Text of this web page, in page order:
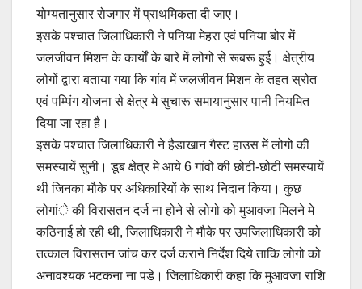
योग्यतानुसार रोजगार में प्राथमिकता दी जाए।
इसके पश्चात जिलाधिकारी ने पनिया मेहरा एवं पनिया बोर में
जलजीवन मिशन के कार्याें के बारे में लोगो से रूबरू हुई। क्षेत्रीय
लोगों द्वारा बताया गया कि गांव में जलजीवन मिशन के तहत स्रोत
एवं पम्पिंग योजना से क्षेत्र मे सुचारू समायानुसार पानी नियमित
दिया जा रहा है।
इसके पश्चात जिलाधिकारी ने हैडाखान गैस्ट हाउस में लोगो की
समस्यायें सुनी। डूब क्षेत्र मे आये 6 गांवो की छोटी-छोटी समस्यायें
थी जिनका मौके पर अधिकारियों के साथ निदान किया। कुछ
लोगांे की विरासतन दर्ज ना होने से लोगो को मुआवजा मिलने मे
कठिनाई हो रही थी, जिलाधिकारी ने मौके पर उपजिलाधिकारी को
तत्काल विरासतन जांच कर दर्ज कराने निर्देश दिये ताकि लोगो को
अनावश्यक भटकना ना पडे। जिलाधिकारी कहा कि मुआवजा राशि